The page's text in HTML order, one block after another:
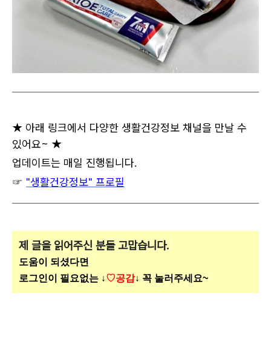
★ 아래 링크에서 다양한 생활건강정보 채널을 만날 수
있어요~ ★
업데이트는 매일 진행됩니다.
☞ "생활건강정보" 프로필
제 글을 읽어주신 분들 고맙습니다.
도움이 되셨다면
로그인이 필요없는 ↓♡공감↓ 꼭 눌러주세요~